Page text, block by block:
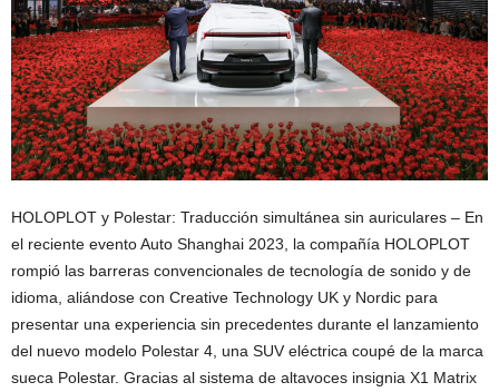
HOLOPLOT y Polestar: Traducción simultánea sin auriculares – En
el reciente evento Auto Shanghai 2023, la compañía HOLOPLOT
rompió las barreras convencionales de tecnología de sonido y de
idioma, aliándose con Creative Technology UK y Nordic para
presentar una experiencia sin precedentes durante el lanzamiento
del nuevo modelo Polestar 4, una SUV eléctrica coupé de la marca
sueca Polestar. Gracias al sistema de altavoces insignia X1 Matrix